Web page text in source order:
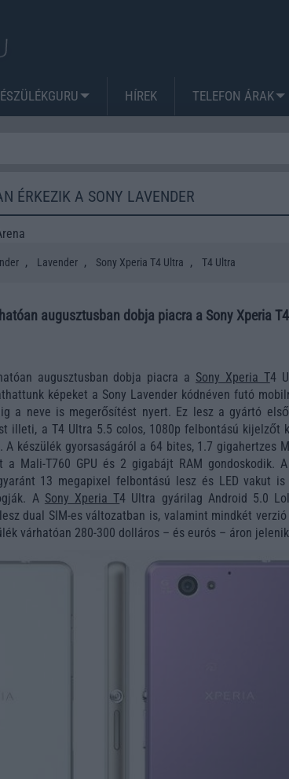
HÍREK TELEFON ÁRAK
ÉRKEZIK A SONY LAVENDER
, Lavender , Sony Xperia T4 Ultra , T4 Ultra
augusztusban dobja piacra a Sony Xperia
augusztusban dobja piacra a Sony Xperia T4
képeket a Sony Lavender kódnéven futó
a neve is megerősítést nyert. Ez lesz a gyártó
illeti, a T4 Ultra 5.5 colos, 1080p felbontású kijelzőt
készülék gyorsaságáról a 64 bites, 1.7 gigahertzes
a Mali-T760 GPU és 2 gigabájt RAM gondoskodik.
13 megapixel felbontású lesz és LED vakut
A Sony Xperia T4 Ultra gyárilag Android 5.0
dual SIM-es változatban is, valamint mindkét verzió
várhatóan 280-300 dolláros – és eurós – áron